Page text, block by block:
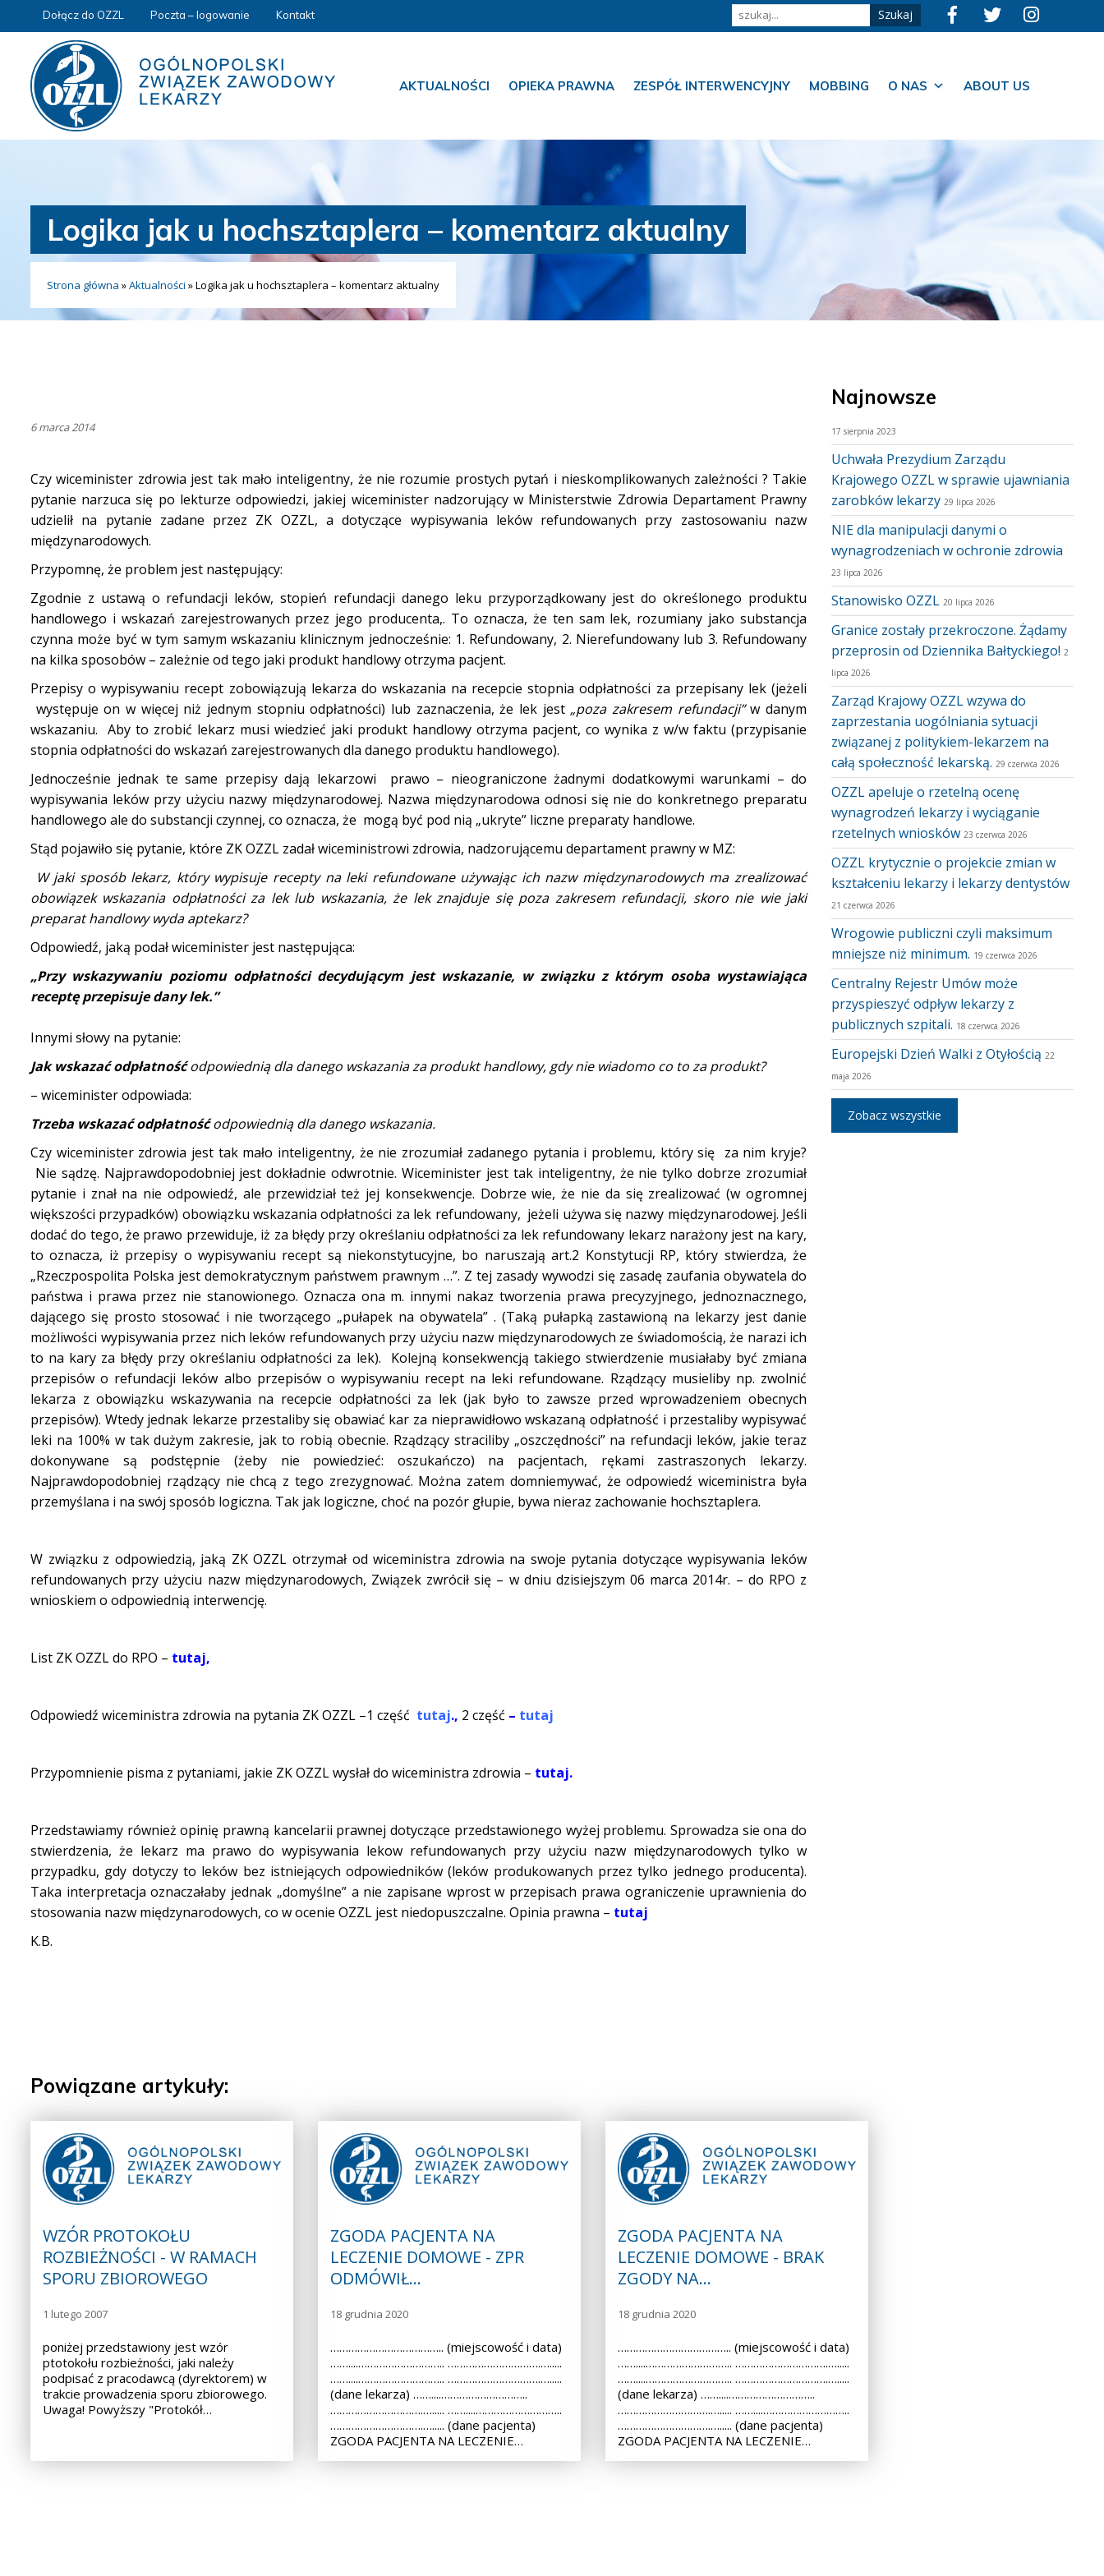
Dołącz do OZZL Poczta – logowanie Kontakt
AKTUALNOŚCI OPIEKA PRAWNA ZESPÓŁ INTERWENCYJNY MOBBING O NAS ABOUT US
Logika jak u hochsztaplera – komentarz aktualny
Strona główna »Aktualności »Logika jak u hochsztaplera – komentarz aktualny
6 marca 2014
Czy wiceminister zdrowia jest tak mało inteligentny, że nie rozumie prostych pytań i nieskomplikowanych zależności ? Takie
pytanie narzuca się po lekturze odpowiedzi, jakiej wiceminister nadzorujący w Ministerstwie Zdrowia Departament Prawny
udzielił na pytanie zadane przez ZK OZZL, a dotyczące wypisywania leków refundowanych przy zastosowaniu nazw
międzynarodowych.
Przypomnę, że problem jest następujący:
Zgodnie z ustawą o refundacji leków, stopień refundacji danego leku przyporządkowany jest do określonego produktu
handlowego i wskazań zarejestrowanych przez jego producenta,. To oznacza, że ten sam lek, rozumiany jako substancja
czynna może być w tym samym wskazaniu klinicznym jednocześnie: 1. Refundowany, 2. Nierefundowany lub 3. Refundowany
na kilka sposobów – zależnie od tego jaki produkt handlowy otrzyma pacjent.
Przepisy o wypisywaniu recept zobowiązują lekarza do wskazania na recepcie stopnia odpłatności za przepisany lek (jeżeli
występuje on w więcej niż jednym stopniu odpłatności) lub zaznaczenia, że lek jest „poza zakresem refundacji”w danym
wskazaniu. Aby to zrobić lekarz musi wiedzieć jaki produkt handlowy otrzyma pacjent, co wynika z w/w faktu (przypisanie
stopnia odpłatności do wskazań zarejestrowanych dla danego produktu handlowego).
Jednocześnie jednak te same przepisy dają lekarzowi prawo – nieograniczone żadnymi dodatkowymi warunkami – do
wypisywania leków przy użyciu nazwy międzynarodowej. Nazwa międzynarodowa odnosi się nie do konkretnego preparatu
handlowego ale do substancji czynnej, co oznacza, że mogą być pod nią „ukryte” liczne preparaty handlowe.
Stąd pojawiło się pytanie, które ZK OZZL zadał wiceministrowi zdrowia, nadzorującemu departament prawny w MZ:
W jaki sposób lekarz, który wypisuje recepty na leki refundowane używając ich nazw międzynarodowych ma zrealizować
obowiązek wskazania odpłatności za lek lub wskazania, że lek znajduje się poza zakresem refundacji, skoro nie wie jaki
preparat handlowy wyda aptekarz?
Odpowiedź, jaką podał wiceminister jest następująca:
„Przy wskazywaniu poziomu odpłatności decydującym jest wskazanie, w związku z którym osoba wystawiająca
receptę przepisuje dany lek.”
Innymi słowy na pytanie:
Jak wskazać odpłatnośćodpowiednią dla danego wskazania za produkt handlowy, gdy nie wiadomo co to za produkt?
– wiceminister odpowiada:
Trzeba wskazać odpłatnośćodpowiednią dla danego wskazania.
Czy wiceminister zdrowia jest tak mało inteligentny, że nie zrozumiał zadanego pytania i problemu, który się za nim kryje?
Nie sądzę. Najprawdopodobniej jest dokładnie odwrotnie. Wiceminister jest tak inteligentny, że nie tylko dobrze zrozumiał
pytanie i znał na nie odpowiedź, ale przewidział też jej konsekwencje. Dobrze wie, że nie da się zrealizować (w ogromnej
większości przypadków) obowiązku wskazania odpłatności za lek refundowany, jeżeli używa się nazwy międzynarodowej. Jeśli
dodać do tego, że prawo przewiduje, iż za błędy przy określaniu odpłatności za lek refundowany lekarz narażony jest na kary,
to oznacza, iż przepisy o wypisywaniu recept są niekonstytucyjne, bo naruszają art.2 Konstytucji RP, który stwierdza, że
„Rzeczpospolita Polska jest demokratycznym państwem prawnym …”. Z tej zasady wywodzi się zasadę zaufania obywatela do
państwa i prawa przez nie stanowionego. Oznacza ona m. innymi nakaz tworzenia prawa precyzyjnego, jednoznacznego,
dającego się prosto stosować i nie tworzącego „pułapek na obywatela” . (Taką pułapką zastawioną na lekarzy jest danie
możliwości wypisywania przez nich leków refundowanych przy użyciu nazw międzynarodowych ze świadomością, że narazi ich
to na kary za błędy przy określaniu odpłatności za lek). Kolejną konsekwencją takiego stwierdzenie musiałaby być zmiana
przepisów o refundacji leków albo przepisów o wypisywaniu recept na leki refundowane. Rządzący musieliby np. zwolnić
lekarza z obowiązku wskazywania na recepcie odpłatności za lek (jak było to zawsze przed wprowadzeniem obecnych
przepisów). Wtedy jednak lekarze przestaliby się obawiać kar za nieprawidłowo wskazaną odpłatność i przestaliby wypisywać
leki na 100% w tak dużym zakresie, jak to robią obecnie. Rządzący straciliby „oszczędności” na refundacji leków, jakie teraz
dokonywane są podstępnie (żeby nie powiedzieć: oszukańczo) na pacjentach, rękami zastraszonych lekarzy.
Najprawdopodobniej rządzący nie chcą z tego zrezygnować. Można zatem domniemywać, że odpowiedź wiceministra była
przemyślana i na swój sposób logiczna. Tak jak logiczne, choć na pozór głupie, bywa nieraz zachowanie hochsztaplera.
W związku z odpowiedzią, jaką ZK OZZL otrzymał od wiceministra zdrowia na swoje pytania dotyczące wypisywania leków
refundowanych przy użyciu nazw międzynarodowych, Związek zwrócił się – w dniu dzisiejszym 06 marca 2014r. – do RPO z
wnioskiem o odpowiednią interwencję.
List ZK OZZL do RPO – tutaj,
Odpowiedź wiceministra zdrowia na pytania ZK OZZL –1 część tutaj., 2 część – tutaj
Przypomnienie pisma z pytaniami, jakie ZK OZZL wysłał do wiceministra zdrowia – tutaj.
Przedstawiamy również opinię prawną kancelarii prawnej dotyczące przedstawionego wyżej problemu. Sprowadza sie ona do
stwierdzenia, że lekarz ma prawo do wypisywania lekow refundowanych przy użyciu nazw międzynarodowych tylko w
przypadku, gdy dotyczy to leków bez istniejących odpowiedników (leków produkowanych przez tylko jednego producenta).
Taka interpretacja oznaczałaby jednak „domyślne” a nie zapisane wprost w przepisach prawa ograniczenie uprawnienia do
stosowania nazw międzynarodowych, co w ocenie OZZL jest niedopuszczalne. Opinia prawna – tutaj
K.B.
Najnowsze
17 sierpnia 2023
Uchwała Prezydium Zarządu
Krajowego OZZL w sprawie ujawniania
zarobków lekarzy 29 lipca 2026
NIE dla manipulacji danymi o
wynagrodzeniach w ochronie zdrowia
23 lipca 2026
Stanowisko OZZL 20 lipca 2026
Granice zostały przekroczone. Żądamy
przeprosin od Dziennika Bałtyckiego! 2
lipca 2026
Zarząd Krajowy OZZL wzywa do
zaprzestania uogólniania sytuacji
związanej z politykiem-lekarzem na
całą społeczność lekarską. 29 czerwca 2026
OZZL apeluje o rzetelną ocenę
wynagrodzeń lekarzy i wyciąganie
rzetelnych wniosków 23 czerwca 2026
OZZL krytycznie o projekcie zmian w
kształceniu lekarzy i lekarzy dentystów
21 czerwca 2026
Wrogowie publiczni czyli maksimum
mniejsze niż minimum. 19 czerwca 2026
Centralny Rejestr Umów może
przyspieszyć odpływ lekarzy z
publicznych szpitali. 18 czerwca 2026
Europejski Dzień Walki z Otyłością 22
maja 2026
Zobacz wszystkie
Powiązane artykuły:
WZÓR PROTOKOŁU
ROZBIEŻNOŚCI - W RAMACH
SPORU ZBIOROWEGO
1 lutego 2007
poniżej przedstawiony jest wzór
ptotokołu rozbieżności, jaki należy
podpisać z pracodawcą (dyrektorem) w
trakcie prowadzenia sporu zbiorowego.
Uwaga! Powyższy "Protokół…
ZGODA PACJENTA NA
LECZENIE DOMOWE - ZPR
ODMÓWIŁ…
18 grudnia 2020
……………………………….. (miejscowość i data)
……....……………………….. ………………………….….....
……....……………………….. ………………………….….....
(dane lekarza) ……....………………………..
………………………….…..... ……....………………………..
………………………….…..... (dane pacjenta)
ZGODA PACJENTA NA LECZENIE…
ZGODA PACJENTA NA
LECZENIE DOMOWE - BRAK
ZGODY NA…
18 grudnia 2020
……………………………….. (miejscowość i data)
……....……………………….. ………………………….….....
……....……………………….. ………………………….….....
(dane lekarza) ……....………………………..
………………………….…..... ……....………………………..
………………………….…..... (dane pacjenta)
ZGODA PACJENTA NA LECZENIE…